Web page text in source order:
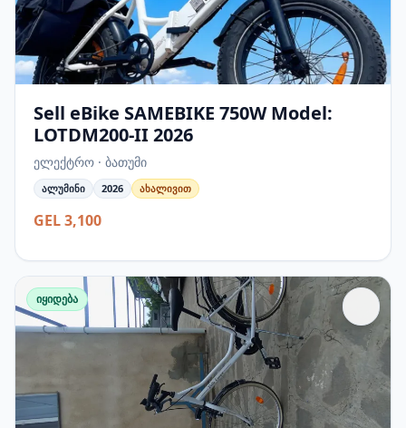
Sell eBike SAMEBIKE 750W Model:
LOTDM200-II 2026
ელექტრო · ბათუმი
ალუმინი 2026 ახალივით
GEL 3,100
იყიდება